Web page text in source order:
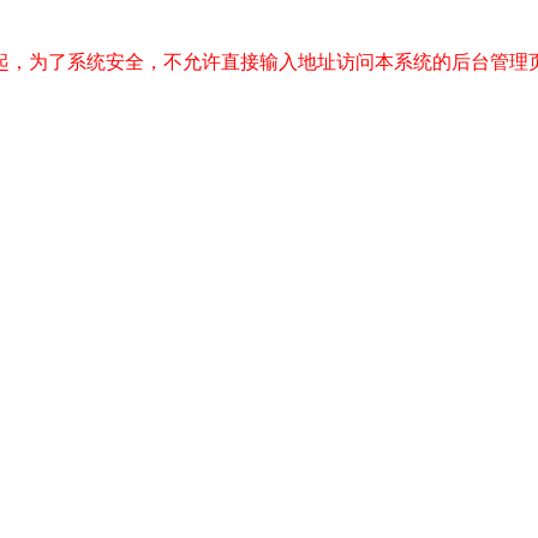
，为了系统安全，不允许直接输入地址访问本系统的后台管理